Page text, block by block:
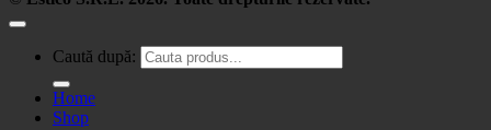
Caută după:
Home
Shop